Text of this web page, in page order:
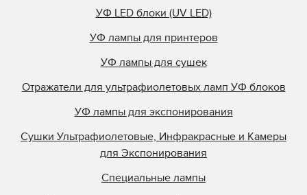
УФ LED блоки (UV LED)
УФ лампы для принтеров
УФ лампы для сушек
Отражатели для ультрафиолетовых ламп УФ блоков
УФ лампы для экспонирования
Сушки Ультрафиолетовые, Инфракрасные и Камеры
для Экспонирования
Специальные лампы